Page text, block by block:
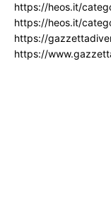
https://heos.it/
https://heos.it/
https://
https://